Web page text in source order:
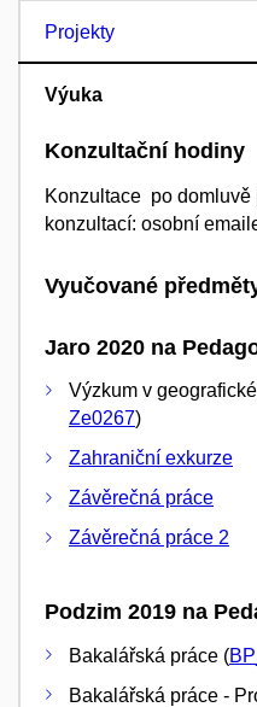
Projekty
Výuka
Konzultační hodiny
Konzultace po
konzultací: osobní
Vyučované
Jaro 2020 na
Výzkum v
Ze0267)
Zahraniční exkurze
Závěrečná práce
Závěrečná práce 2
Podzim 2019 na
Bakalářská práce (
Bakalářská práce -